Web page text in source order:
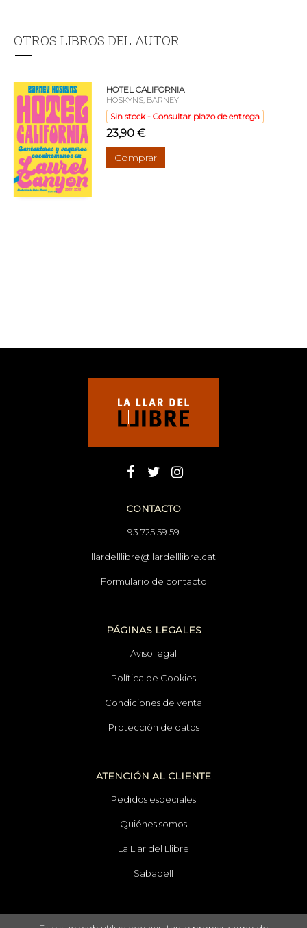
OTROS LIBROS DEL AUTOR
HOTEL CALIFORNIA
HOSKYNS, BARNEY
Sin stock - Consultar plazo de entrega
23,90 €
Comprar
CONTACTO
93 725 59 59
llardelllibre@llardelllibre.cat
Formulario de contacto
PÁGINAS LEGALES
Aviso legal
Política de Cookies
Condiciones de venta
Protección de datos
ATENCIÓN AL CLIENTE
Pedidos especiales
Quiénes somos
La Llar del Llibre
Sabadell